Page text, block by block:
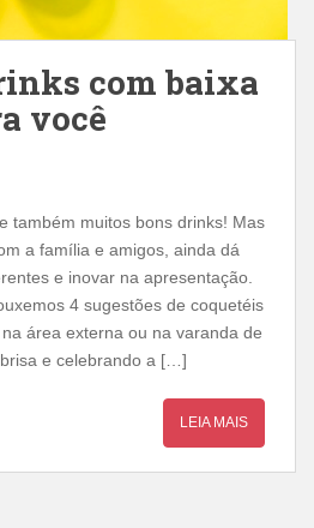
com baixa
você
também muitos bons drinks! Mas
a família e amigos, ainda dá
e inovar na apresentação.
4 sugestões de coquetéis
área externa ou na varanda de
e celebrando a […]
LEIA MAIS